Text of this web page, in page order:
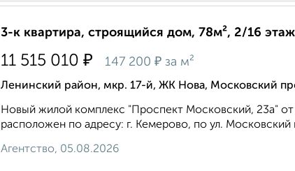
3-к квартира, строящийся дом, 78м², 2/16 этаж
11 515 010 ₽ 147 200 ₽ за м²
Ленинский район, мкр. 17-й, ЖК Нова, Московский
Новый жилой комплекс "Проспект Московский, 23а"
расположен по адресу: г. Кемерово, по ул. Московский
Агентство, 05.08.2026